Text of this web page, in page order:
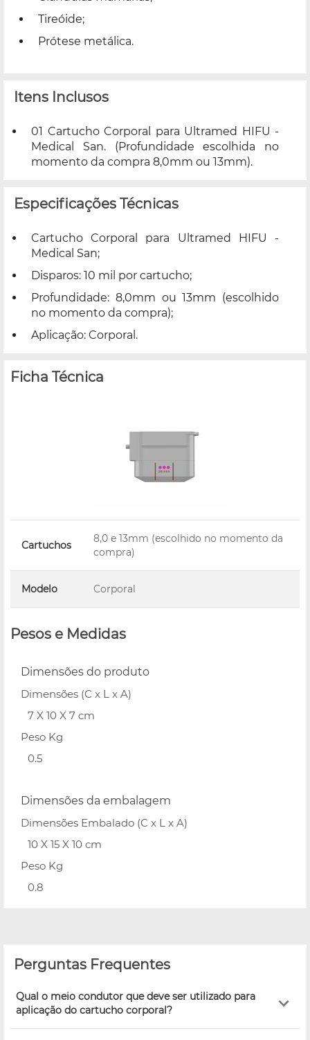
Tireóide;
Prótese metálica.
Itens Inclusos
01 Cartucho Corporal para Ultramed HIFU -
Medical San. (Profundidade escolhida no
momento da compra 8,0mm ou 13mm).
Especificações Técnicas
Cartucho Corporal para Ultramed HIFU -
Medical San;
Disparos: 10 mil por cartucho;
Profundidade: 8,0mm ou 13mm (escolhido
no momento da compra);
Aplicação: Corporal.
Ficha Técnica
Cartuchos
8,0 e 13mm (escolhido no momento da
compra)
Modelo Corporal
Pesos e Medidas
Dimensões do produto
Dimensões (C x L x A)
7 X 10 X 7 cm
Peso Kg
0.5
Dimensões da embalagem
Dimensões Embalado (C x L x A)
10 X 15 X 10 cm
Peso Kg
0.8
Perguntas Frequentes
Qual o meio condutor que deve ser utilizado para
aplicação do cartucho corporal?